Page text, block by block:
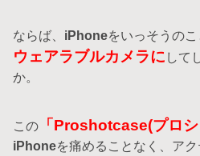
ならば、 iPhoneをいっそうのこ
ウェアラブルカメラに して
か。
この 「Proshotcase(プロシ
iPhoneを痛めることなく、ア